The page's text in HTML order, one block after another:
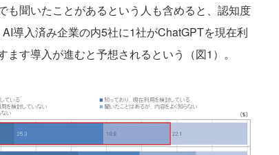
も聞いたことがあるという人も含めると、認知度
導入済み企業の内5社に1社がChatGPTを現在利
す導入が進むと予想されるという（図1）。